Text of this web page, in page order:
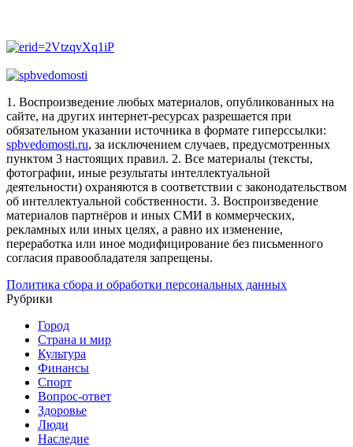
1. Воспроизведение любых материалов, опубликованных на
сайте, на других интернет-ресурсах разрешается при
обязательном указании источника в формате гиперссылки:
spbvedomosti.ru, за исключением случаев, предусмотренных
пунктом 3 настоящих правил. 2. Все материалы (тексты,
фотографии, иные результаты интеллектуальной
деятельности) охраняются в соответствии с законодательством
об интеллектуальной собственности. 3. Воспроизведение
материалов партнёров и иных СМИ в коммерческих,
рекламных или иных целях, а равно их изменение,
переработка или иное модифицирование без письменного
согласия правообладателя запрещены.
Политика сбора и обработки персональных данных
Рубрики
Город
Страна и мир
Культура
Финансы
Спорт
Вопрос-ответ
Здоровье
Люди
Наследие